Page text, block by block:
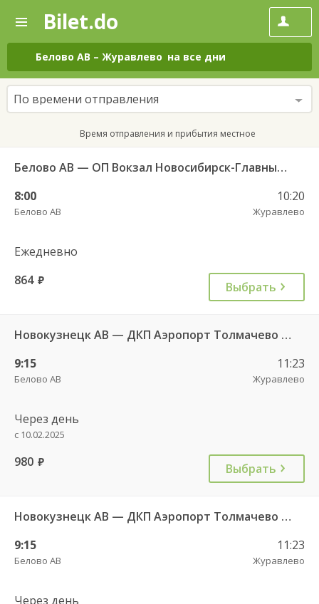
—
Поиск
и
покупка
билетов
на
автобус
онлайн
Bilet.do
Белово АВ – Журавлево на все дни
По времени отправления
Время отправления и прибытия местное
Белово АВ — ОП Вокзал Новосибирск-Главный 4971
8:00
Белово АВ
10:20
Журавлево
Ежедневно
864 руб. Выбрать
Новокузнецк АВ — ДКП Аэропорт Толмачево г.Обь-2 6657
9:15
Белово АВ
11:23
Журавлево
Через день
с 10.02.2025
980 руб. Выбрать
Новокузнецк АВ — ДКП Аэропорт Толмачево г.Обь-2 6658
9:15
Белово АВ
11:23
Журавлево
Через день